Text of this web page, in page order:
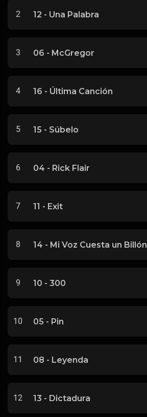
2 12 - Una Palabra
3 06 - McGregor
4 16 - Última Canción
5 15 - Súbelo
6 04 - Rick Flair
7 11 - Exit
8 14 - Mi Voz Cuesta un Billón
9 10 - 300
10 05 - Pin
11 08 - Leyenda
12 13 - Dictadura